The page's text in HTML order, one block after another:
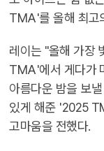
TMA'를 올해 최고
레이는 "올해 가장
TMA'에서 게다가
아름다운 밤을 보
있게 해준 '2025
고마움을 전했다.